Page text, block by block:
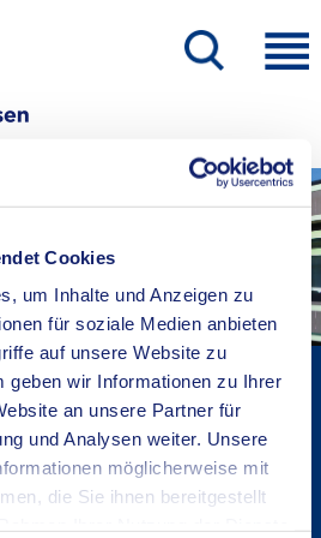
Cookies
um Inhalte und Anzeigen zu
für soziale Medien anbieten
auf unsere Website zu
geben wir Informationen zu Ihrer
an unsere Partner für
und Analysen weiter. Unsere
möglicherweise mit
die Sie ihnen bereitgestellt